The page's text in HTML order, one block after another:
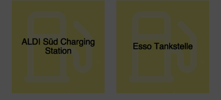
benutzerfreundliche
Ribnitz-Damgarten.
Dienstleistungen